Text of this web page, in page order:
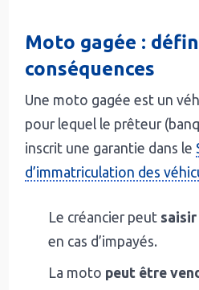
Moto gagée :
conséquences
Une moto gagée est un
pour lequel le prêteur
inscrit une garantie dans le
d’immatriculation des
Le créancier peut saisir
en cas d’impayés.
La moto peut être